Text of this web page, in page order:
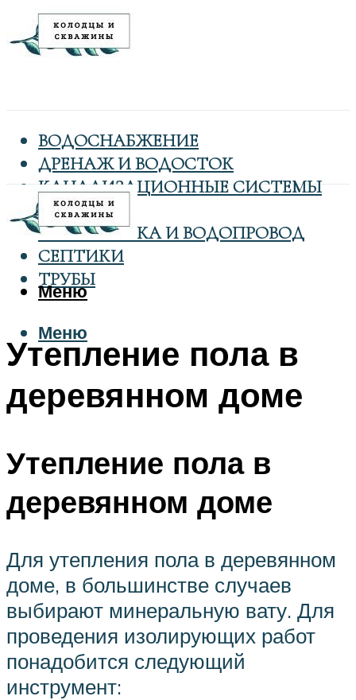
ВОДОСНАБЖЕНИЕ
ДРЕНАЖ И ВОДОСТОК
КАНАЛИЗАЦИОННЫЕ СИСТЕМЫ
КОЛОДЦЫ
САНТЕХНИКА И ВОДОПРОВОД
СЕПТИКИ
ТРУБЫ
Меню
Меню
Утепление пола в
деревянном доме
Утепление пола в
деревянном доме
Для утепления пола в деревянном
доме, в большинстве случаев
выбирают минеральную вату. Для
проведения изолирующих работ
понадобится следующий
инструмент: